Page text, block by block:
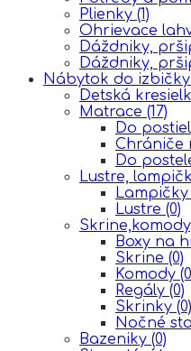
Plienky (1)
Ohrievace
Dáždniky,
Dáždniky,
Nábytok do izbičky
Detská
Matrace (17)
Do
Chrániče
Do
Lustre,
Lampičky
Lustre (0)
Boxy na
Skrine (0)
Komody
Regály (0)
Skrinky (0)
Nočné
Bazeniky (0)